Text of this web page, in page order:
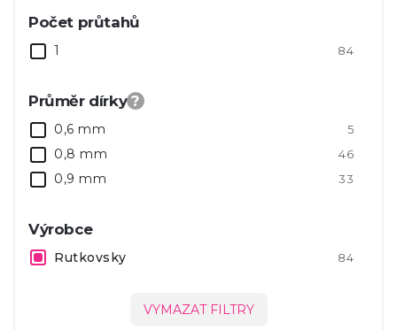
Počet průtahů
1 84
Průměr dírky ?
0,6 mm 5
0,8 mm 46
0,9 mm 33
Výrobce
Rutkovsky 84
VYMAZAT FILTRY